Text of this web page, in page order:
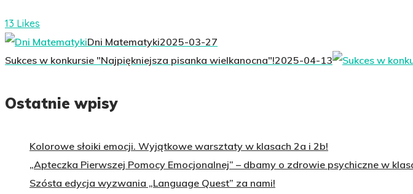
13 Likes
Dni Matematyki2025-03-27
Sukces w konkursie "Najpiękniejsza pisanka wielkanocna"!2025-04-13
Ostatnie wpisy
Kolorowe słoiki emocji. Wyjątkowe warsztaty w klasach 2a i 2b!
„Apteczka Pierwszej Pomocy Emocjonalnej” – dbamy o zdrowie psychiczne w
Szósta edycja wyzwania „Language Quest” za nami!